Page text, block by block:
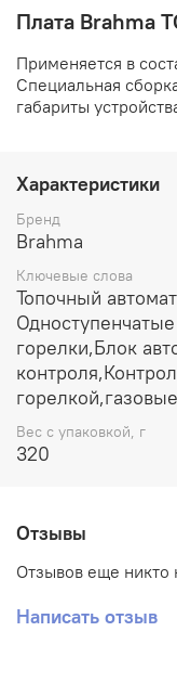
Плата Brahma
Применяется в
Специальная
габариты
Характеристики
Бренд
Brahma
Ключевые слова
Топочный
горелки,Блок
горелкой,газовые
Вес с упаковкой, г
320
Отзывы
Отзывов еще никто
Написать отзыв